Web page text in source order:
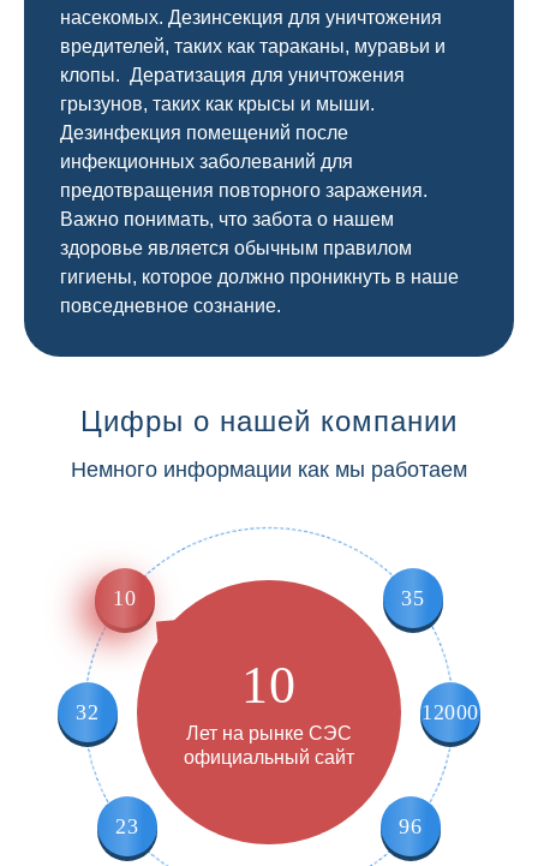
насекомых. Дезинсекция для уничтожения
вредителей, таких как тараканы, муравьи и
клопы. Дератизация для уничтожения
грызунов, таких как крысы и мыши.
Дезинфекция помещений после
инфекционных заболеваний для
предотвращения повторного заражения.
Важно понимать, что забота о нашем
здоровье является обычным правилом
гигиены, которое должно проникнуть в наше
повседневное сознание.
Цифры о нашей компании
Немного информации как мы работаем
10 35
12000
96
23
32 10
Лет на рынке СЭС
официальный сайт